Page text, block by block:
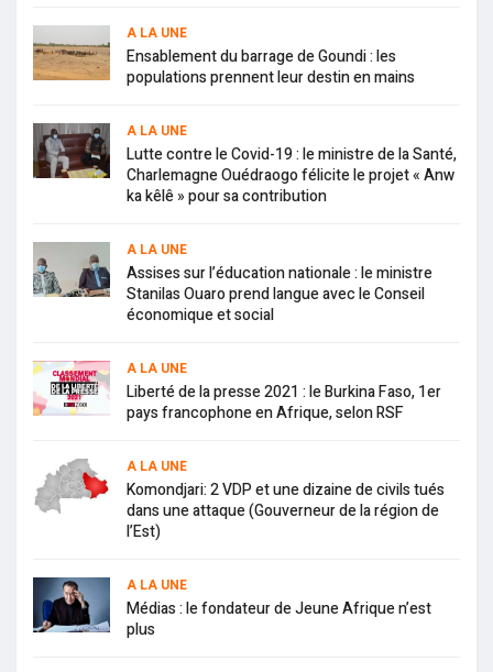
A LA UNE
Ensablement du barrage de Goundi : les
populations prennent leur destin en mains
A LA UNE
Lutte contre le Covid-19 : le ministre de la Santé,
Charlemagne Ouédraogo félicite le projet « Anw
ka kêlê » pour sa contribution
A LA UNE
Assises sur l’éducation nationale : le ministre
Stanilas Ouaro prend langue avec le Conseil
économique et social
A LA UNE
Liberté de la presse 2021 : le Burkina Faso, 1er
pays francophone en Afrique, selon RSF
A LA UNE
Komondjari: 2 VDP et une dizaine de civils tués
dans une attaque (Gouverneur de la région de
l’Est)
A LA UNE
Médias : le fondateur de Jeune Afrique n’est
plus